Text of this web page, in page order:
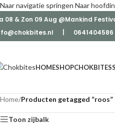
Naar navigatie springen Naar
08 & Zon 09 Aug @Mankind
|
HOMESHOPCHOKBITES
Home/Producten getagged “roos”
Toon zijbalk